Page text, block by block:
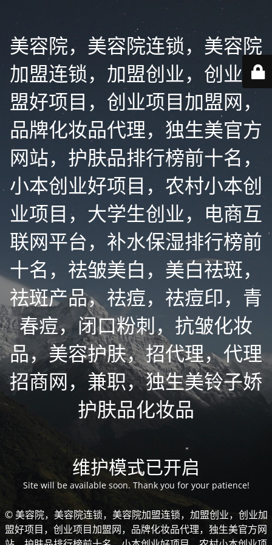
美容院，美容院连锁，美容院
加盟连锁，加盟创业，创业加
盟好项目，创业项目加盟网，
品牌化妆品代理，独生美官方
网站，护肤品排行榜前十名，
小本创业好项目，农村小本创
业项目，大学生创业，电商互
联网平台，补水保湿排行榜前
十名，祛皱美白，美白祛斑，
祛斑产品，祛痘，祛痘印，青
春痘，闭口粉刺，抗皱化妆
品，美容护肤，招代理，代理
招商网，兼职，独生美铃子娇
护肤品化妆品
维护模式已开启
Site will be available soon. Thank you for your patience!
© 美容院，美容院连锁，美容院加盟连锁，加盟创业，创业加
盟好项目，创业项目加盟网，品牌化妆品代理，独生美官方网